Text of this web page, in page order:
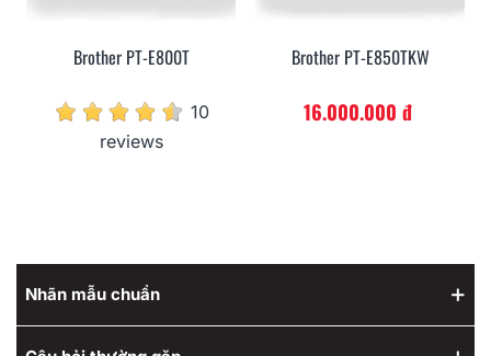
Brother PT-E800T
10
reviews
Brother PT-E850TKW
16.000.000 đ
Nhãn mẫu chuẩn